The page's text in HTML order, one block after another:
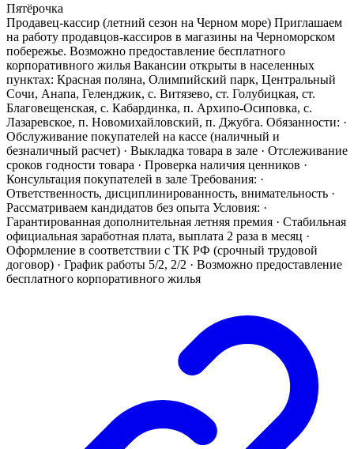
Пятёрочка
Продавец-кассир (летний сезон на Черном море) Приглашаем
на работу продавцов-кассиров в магазины на Черноморском
побережье. Возможно предоставление бесплатного
корпоративного жилья Вакансии открыты в населенных
пунктах: Красная поляна, Олимпийский парк, Центральный
Сочи, Анапа, Геленджик, с. Витязево, ст. Голубицкая, ст.
Благовещенская, с. Кабардинка, п. Архипо-Осиповка, с.
Лазаревское, п. Новомихайловский, п. Джубга. Обязанности: ·
Обслуживание покупателей на кассе (наличный и
безналичный расчет) · Выкладка товара в зале · Отслеживание
сроков годности товара · Проверка наличия ценников ·
Консультация покупателей в зале Требования: ·
Ответственность, дисциплинированность, внимательность ·
Рассматриваем кандидатов без опыта Условия: ·
Гарантированная дополнительная летняя премия · Стабильная
официальная заработная плата, выплата 2 раза в месяц ·
Оформление в соответствии с ТК РФ (срочный трудовой
договор) · График работы 5/2, 2/2 · Возможно предоставление
бесплатного корпоративного жилья